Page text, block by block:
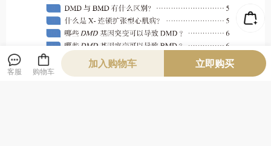
客服 购物车
加入购物车 立即购买